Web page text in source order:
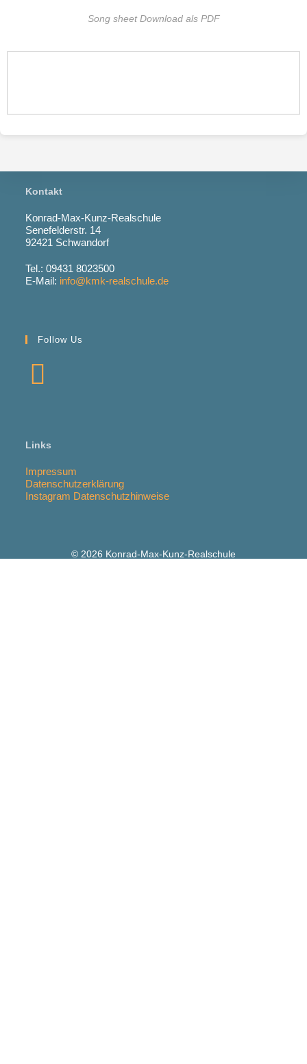
Song sheet Download als PDF
Kontakt
Konrad-Max-Kunz-Realschule
Senefelderstr. 14
92421 Schwandorf
Tel.: 09431 8023500
E-Mail: info@kmk-realschule.de
Follow Us
Links
Impressum
Datenschutzerklärung
Instagram Datenschutzhinweise
© 2026 Konrad-Max-Kunz-Realschule